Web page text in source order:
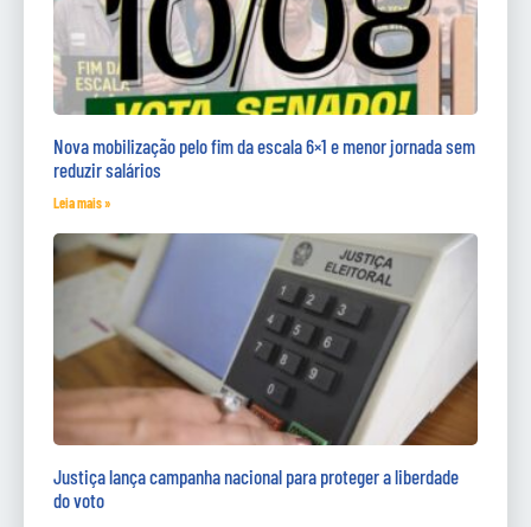
Nova mobilização pelo fim da escala 6×1 e menor jornada sem
reduzir salários
Leia mais »
Justiça lança campanha nacional para proteger a liberdade
do voto